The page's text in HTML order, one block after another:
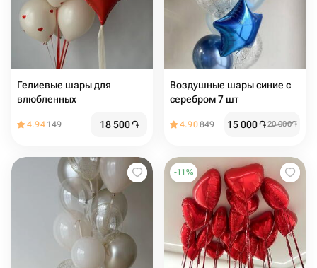
Гелиевые шары для
влюбленных
4.94 149 18 500֏
Воздушные шары синие с
серебром 7 шт
4.90849 15 000֏20 000֏
-11 %